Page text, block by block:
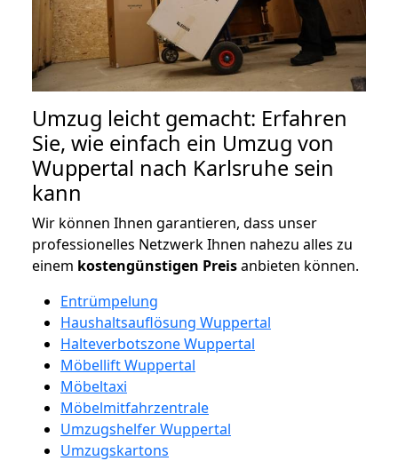
Umzug leicht gemacht: Erfahren
Sie, wie einfach ein Umzug von
Wuppertal nach Karlsruhe sein
kann
Wir können Ihnen garantieren, dass unser
professionelles Netzwerk Ihnen nahezu alles zu
einem kostengünstigen Preisanbieten können.
Entrümpelung
Haushaltsauflösung Wuppertal
Halteverbotszone Wuppertal
Möbellift Wuppertal
Möbeltaxi
Möbelmitfahrzentrale
Umzugshelfer Wuppertal
Umzugskartons